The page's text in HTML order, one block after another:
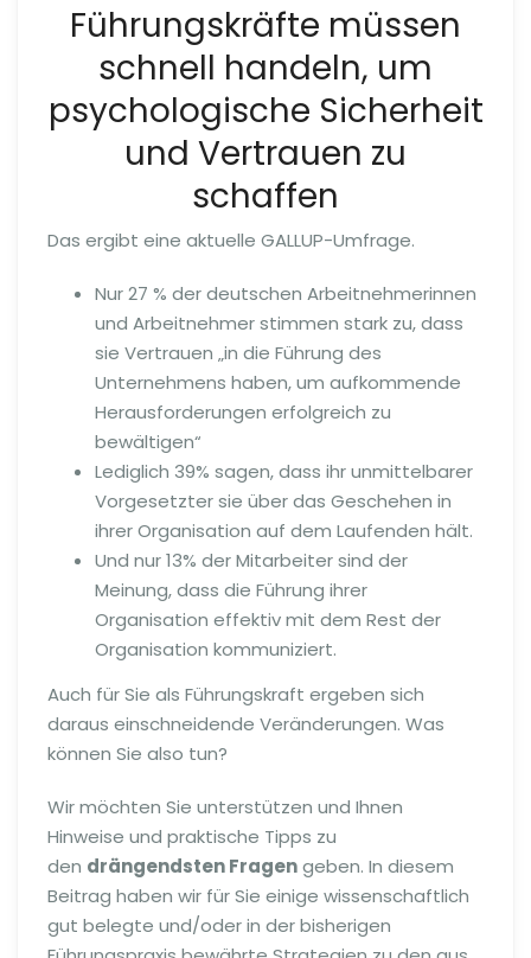
Führungskräfte müssen
schnell handeln, um
psychologische Sicherheit
und Vertrauen zu
schaffen
Das ergibt eine aktuelle GALLUP-Umfrage.
Nur 27 % der deutschen Arbeitnehmerinnen
und Arbeitnehmer stimmen stark zu, dass
sie Vertrauen „in die Führung des
Unternehmens haben, um aufkommende
Herausforderungen erfolgreich zu
bewältigen“
Lediglich 39% sagen, dass ihr unmittelbarer
Vorgesetzter sie über das Geschehen in
ihrer Organisation auf dem Laufenden hält.
Und nur 13% der Mitarbeiter sind der
Meinung, dass die Führung ihrer
Organisation effektiv mit dem Rest der
Organisation kommuniziert.
Auch für Sie als Führungskraft ergeben sich
daraus einschneidende Veränderungen. Was
können Sie also tun?
Wir möchten Sie unterstützen und Ihnen
Hinweise und praktische Tipps zu
den drängendsten Fragengeben. In diesem
Beitrag haben wir für Sie einige wissenschaftlich
gut belegte und/oder in der bisherigen